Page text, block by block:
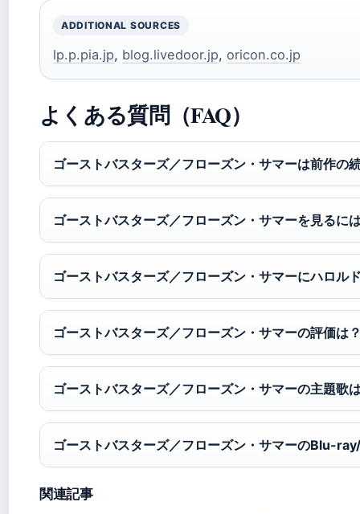
ADDITIONAL SOURCES
lp.p.pia.jp, blog.livedoor.jp, oricon.co.jp
よくある質問（FAQ）
ゴーストバスターズ／フローズン・サマーは前作の
ゴーストバスターズ／フローズン・サマーを見るに
ゴーストバスターズ／フローズン・サマーにハロル
ゴーストバスターズ／フローズン・サマーの評価は
ゴーストバスターズ／フローズン・サマーの主題歌
ゴーストバスターズ／フローズン・サマーのBlu-
関連記事